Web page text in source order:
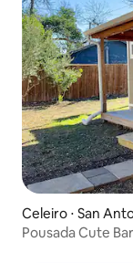
Celeiro ⋅ San
Pousada Cute